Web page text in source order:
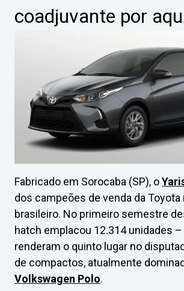
coadjuvante por
Fabricado em Sorocaba (SP), o
dos campeões de venda da
brasileiro. No primeiro semestre
hatch emplacou 12.314 unidades –
renderam o quinto lugar no
de compactos, atualmente
Volkswagen Polo.